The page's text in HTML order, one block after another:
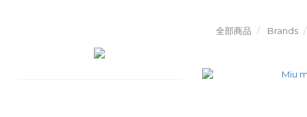
全部商品 Brands